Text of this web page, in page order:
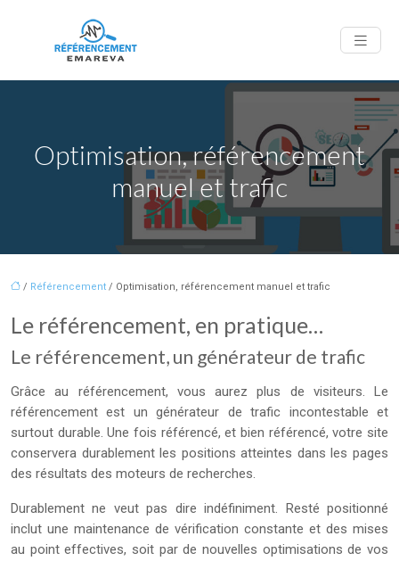
Optimisation, référencement
manuel et trafic
/ Référencement / Optimisation, référencement manuel et trafic
Le référencement, en pratique…
Le référencement, un générateur de trafic
Grâce au référencement, vous aurez plus de visiteurs. Le
référencement est un générateur de trafic incontestable et
surtout durable. Une fois référencé, et bien référencé, votre site
conservera durablement les positions atteintes dans les pages
des résultats des moteurs de recherches.
Durablement ne veut pas dire indéfiniment. Resté positionné
inclut une maintenance de vérification constante et des mises
au point effectives, soit par de nouvelles optimisations de vos